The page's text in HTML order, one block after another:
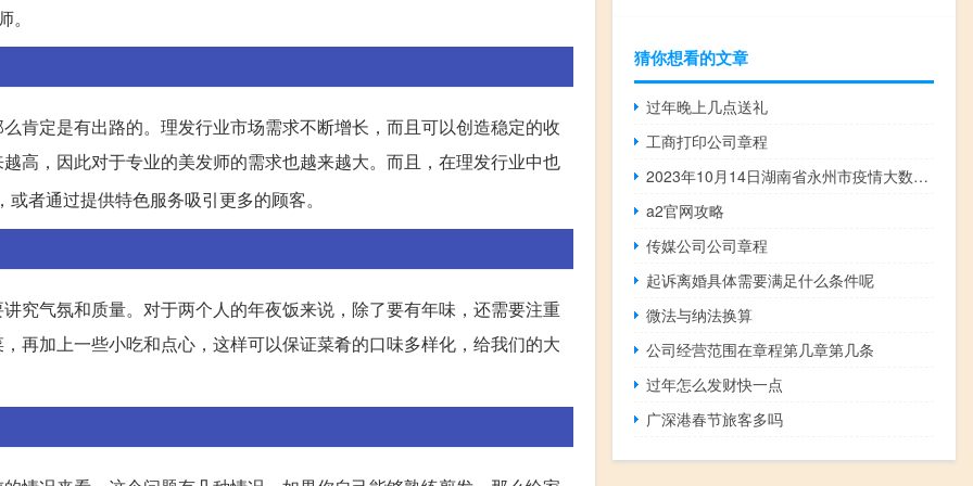
肯定是有出路的。理发行业市场需求不断增长，而且可以创造稳定的收
高，因此对于专业的美发师的需求也越来越大。而且，在理发行业中也
或者通过提供特色服务吸引更多的顾客。
究气氛和质量。对于两个人的年夜饭来说，除了要有年味，还需要注重
再加上一些小吃和点心，这样可以保证菜肴的口味多样化，给我们的大
猜你想看的文章
过年晚上几点送礼
工商打印公司章程
2023年10月14日湖南省永州市疫情大数据-今日/今天疫情全网搜索最新实时消息动态情况通知播报
a2官网攻略
传媒公司公司章程
起诉离婚具体需要满足什么条件呢
微法与纳法换算
公司经营范围在章程第几章第几条
过年怎么发财快一点
广深港春节旅客多吗